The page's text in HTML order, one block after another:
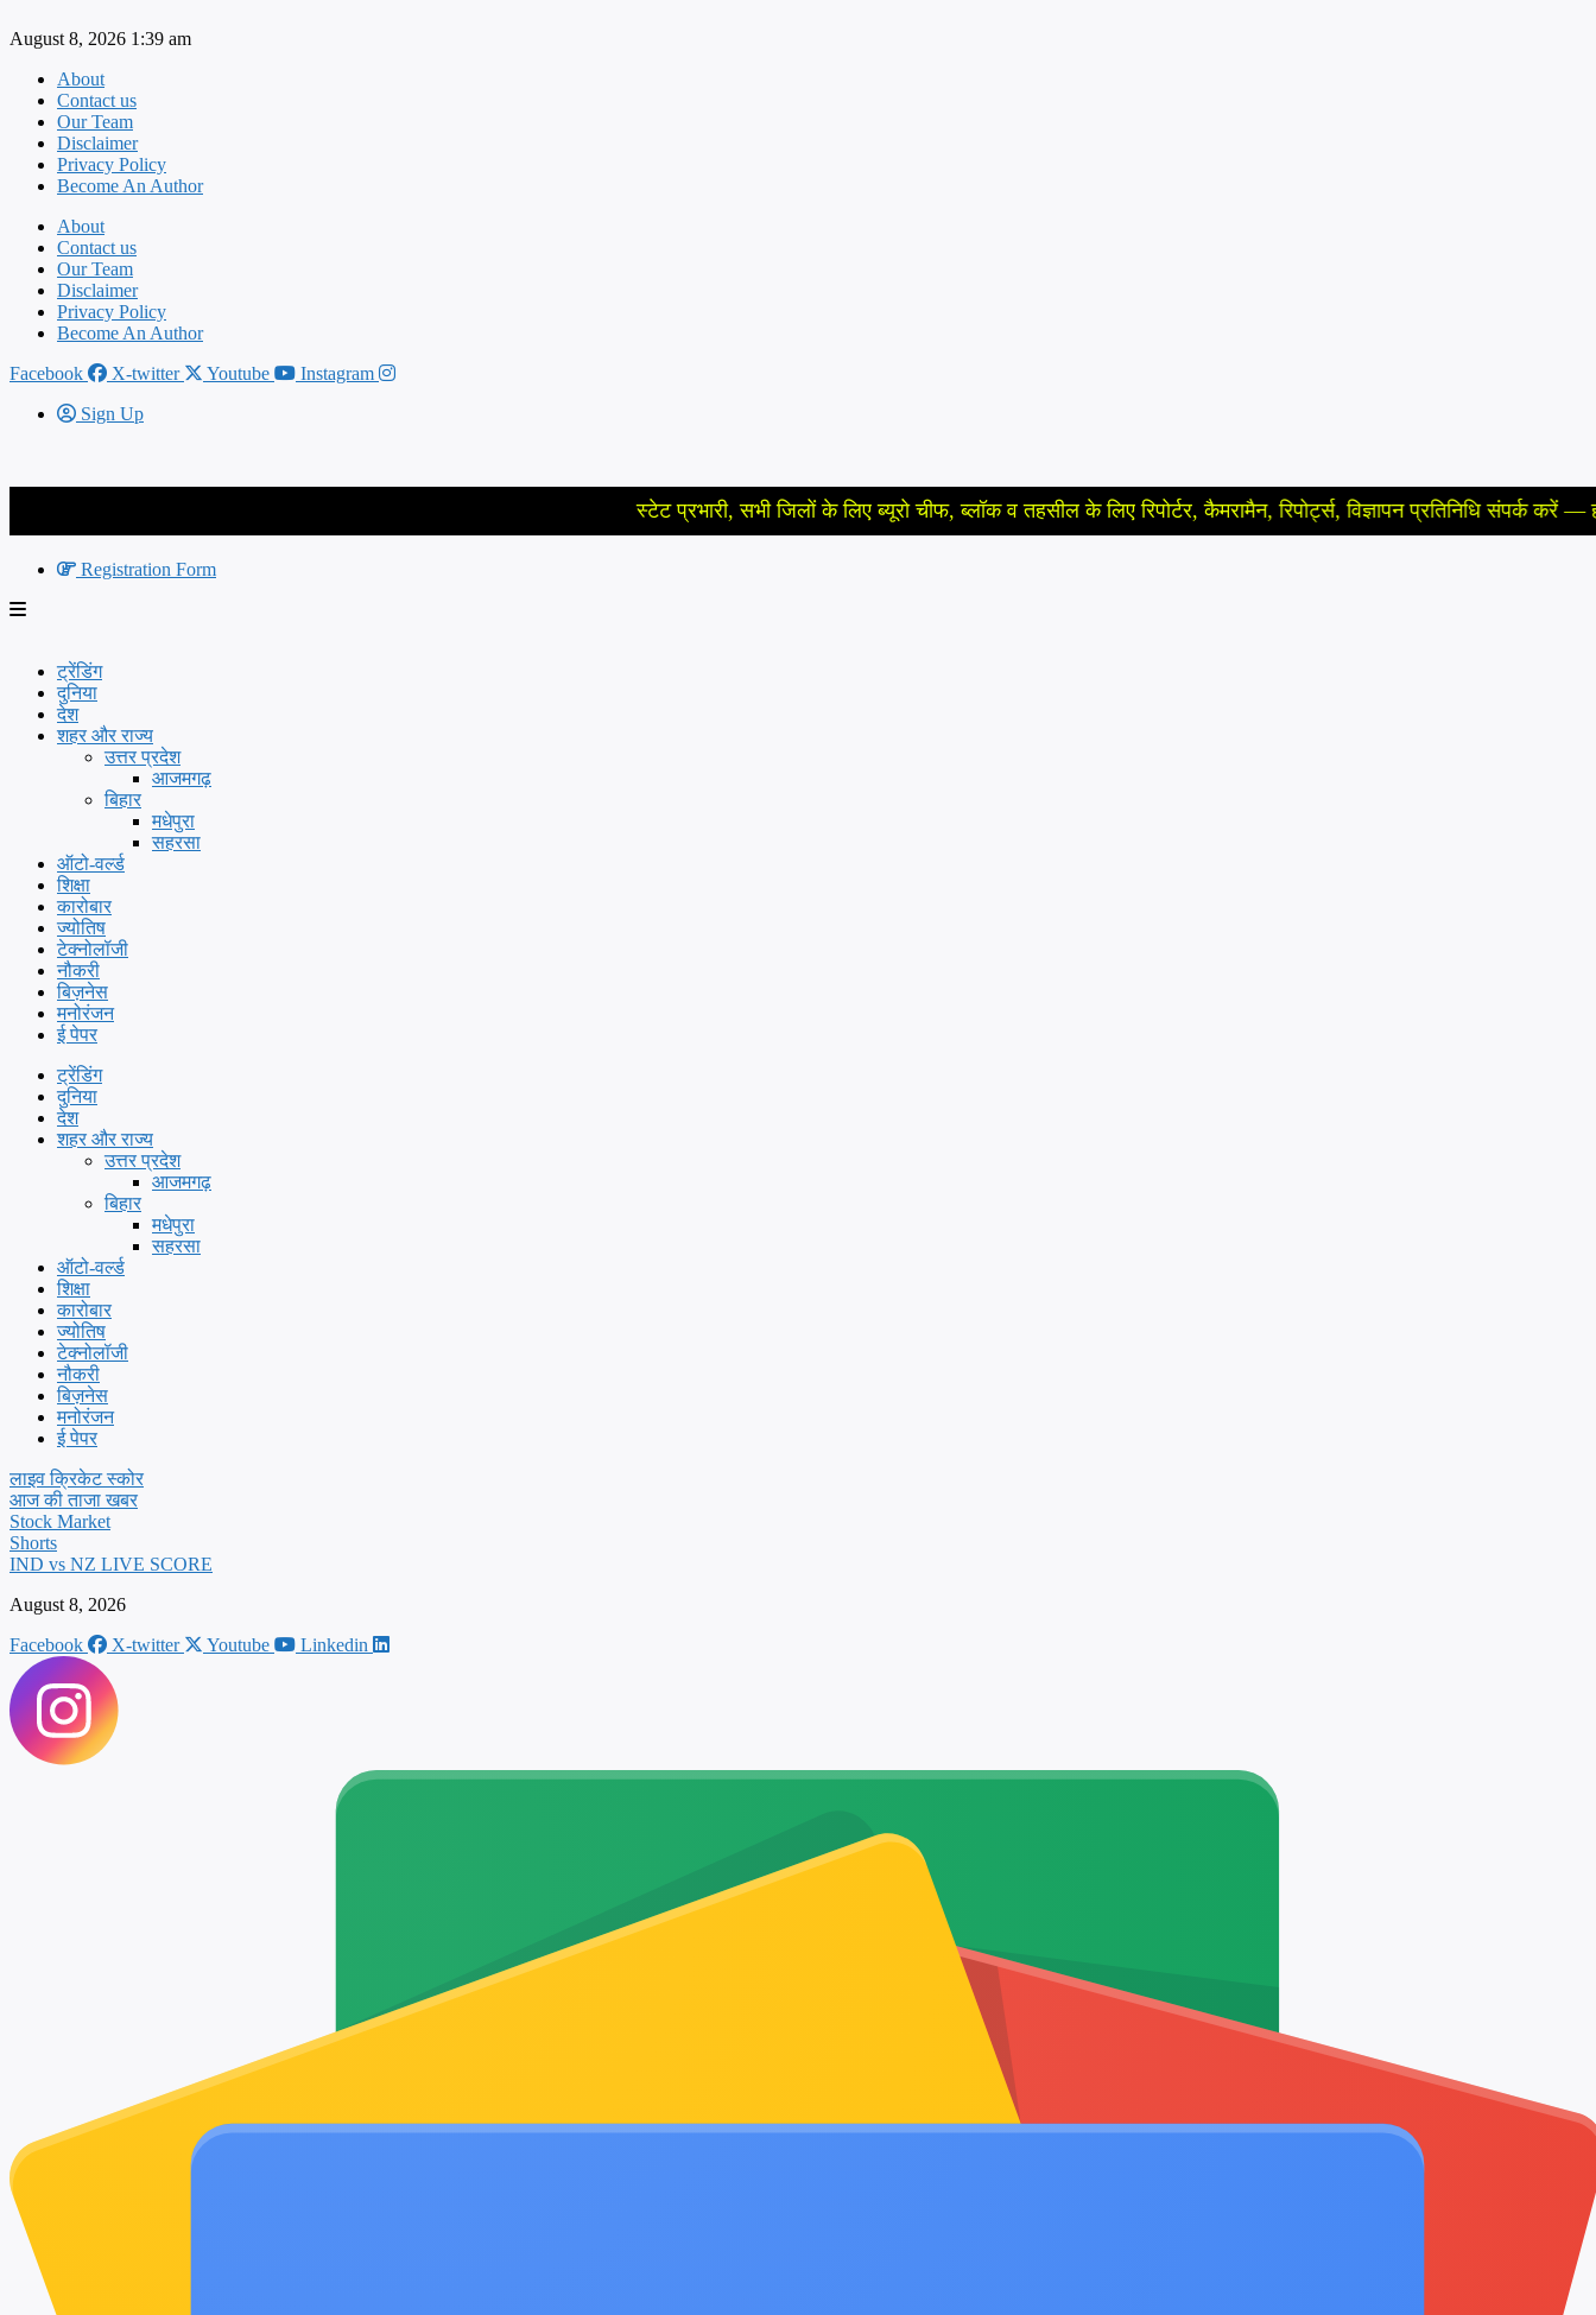
to
August 8, 2026 1:39 am
About
Contact us
Our Team
Disclaimer
Privacy Policy
Become An Author
About
Contact us
Our Team
Disclaimer
Privacy Policy
Become An Author
Facebook
X-twitter Youtube
Instagram
Sign Up
स्टेट प्रभारी, सभी जिलों के लिए ब्यूरो चीफ, ब्लॉक व तहसील के लिए रिपोर्टर, कैमरामैन, रिपोर्ट्स, विज्ञापन प्रतिनिधि संपर्क करें —
Registration Form
ट्रेंडिंग
दुनिया
देश
शहर और राज्य
उत्तर प्रदेश
आजमगढ़
बिहार
मधेपुरा
सहरसा
ऑटो-वर्ल्ड
शिक्षा
कारोबार
ज्योतिष
टेक्नोलॉजी
नौकरी
बिज़नेस
मनोरंजन
ई पेपर
ट्रेंडिंग
दुनिया
देश
शहर और राज्य
उत्तर प्रदेश
आजमगढ़
बिहार
मधेपुरा
सहरसा
ऑटो-वर्ल्ड
शिक्षा
कारोबार
ज्योतिष
टेक्नोलॉजी
नौकरी
बिज़नेस
मनोरंजन
ई पेपर
लाइव क्रिकेट स्कोर
आज की ताजा खबर
Stock Market
Shorts
IND vs NZ LIVE SCORE
August 8, 2026
Facebook
X-twitter Youtube Linkedin